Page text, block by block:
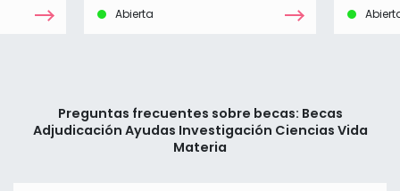
Abierta
Preguntas frecuentes sobre becas: Becas
Adjudicación Ayudas Investigación Ciencias Vida
Materia